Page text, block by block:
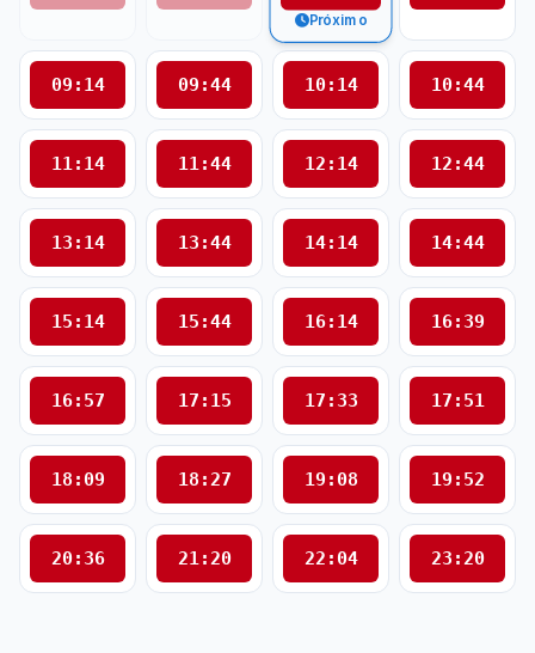
Próximo
09:14 09:44 10:14 10:44
11:14 11:44 12:14 12:44
13:14 13:44 14:14 14:44
15:14 15:44 16:14 16:39
16:57 17:15 17:33 17:51
18:09 18:27 19:08 19:52
20:36 21:20 22:04 23:20